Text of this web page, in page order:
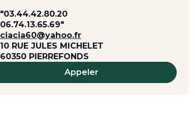
"03.44.42.80.20
06.74.13.65.69"
ciacia60@yahoo.fr
10 RUE JULES MICHELET
60350 PIERREFONDS
Appeler